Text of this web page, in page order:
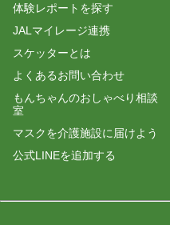
体験レポートを探す
JALマイレージ連携
スケッターとは
よくあるお問い合わせ
もんちゃんのおしゃべり相談
室
マスクを介護施設に届けよう
公式LINEを追加する